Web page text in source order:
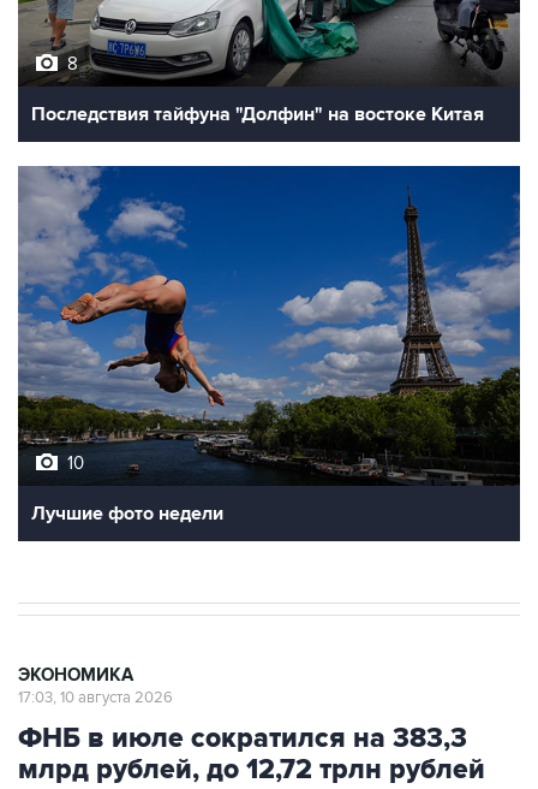
8
Последствия тайфуна "Долфин" на востоке Китая
10
Лучшие фото недели
ЭКОНОМИКА
17:03, 10 августа 2026
ФНБ в июле сократился на 383,3
млрд рублей, до 12,72 трлн рублей